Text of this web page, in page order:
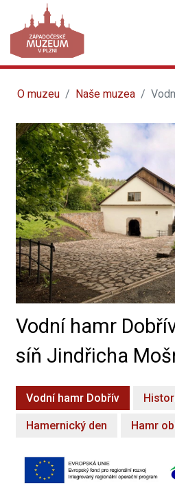
O muzeu Naše muzea
Vodní hamr
síň Jindřicha
Vodní hamr Dobřív
Hamernický den Hamr